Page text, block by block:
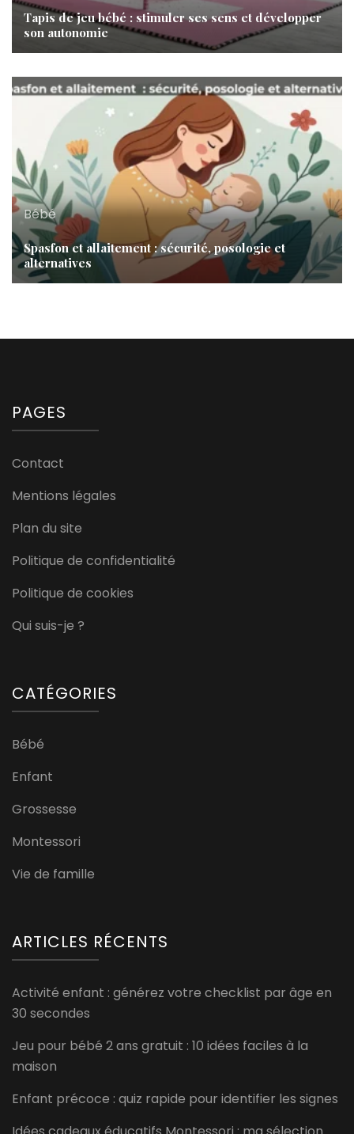
Tapis de jeu bébé : stimuler ses sens et développer
son autonomie
Bébé
Spasfon et allaitement : sécurité, posologie et
alternatives
PAGES
Contact
Mentions légales
Plan du site
Politique de confidentialité
Politique de cookies
Qui suis-je ?
CATÉGORIES
Bébé
Enfant
Grossesse
Montessori
Vie de famille
ARTICLES RÉCENTS
Activité enfant : générez votre checklist par âge en
30 secondes
Jeu pour bébé 2 ans gratuit : 10 idées faciles à la
maison
Enfant précoce : quiz rapide pour identifier les signes